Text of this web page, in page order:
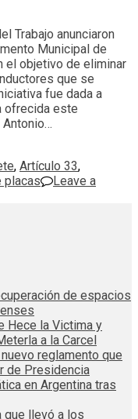
Trabajo anunciaron
Municipal de
el objetivo de eliminar
que se
fue dada a
ofrecida este
, Artículo 33,
placas
Leave a
de espacios
Hece la Victima y
a la Carcel
reglamento que
de Presidencia
en Argentina tras
que llevó a los